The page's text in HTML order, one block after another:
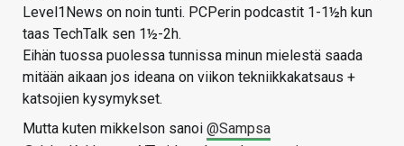
Level1News on noin tunti. PCPerin podcastit 1-1½h kun
taas TechTalk sen 1½-2h.
Eihän tuossa puolessa tunnissa minun mielestä saada
mitään aikaan jos ideana on viikon tekniikkakatsaus +
katsojien kysymykset.
Mutta kuten mikkelson sanoi @Sampsa